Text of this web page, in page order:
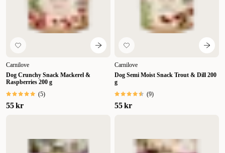
Carnilove
Dog Crunchy Snack Mackerel &
Raspberries 200 g
(5)
55 kr
Carnilove
Dog Semi Moist Snack Trout & Dill 200
g
(9)
55 kr